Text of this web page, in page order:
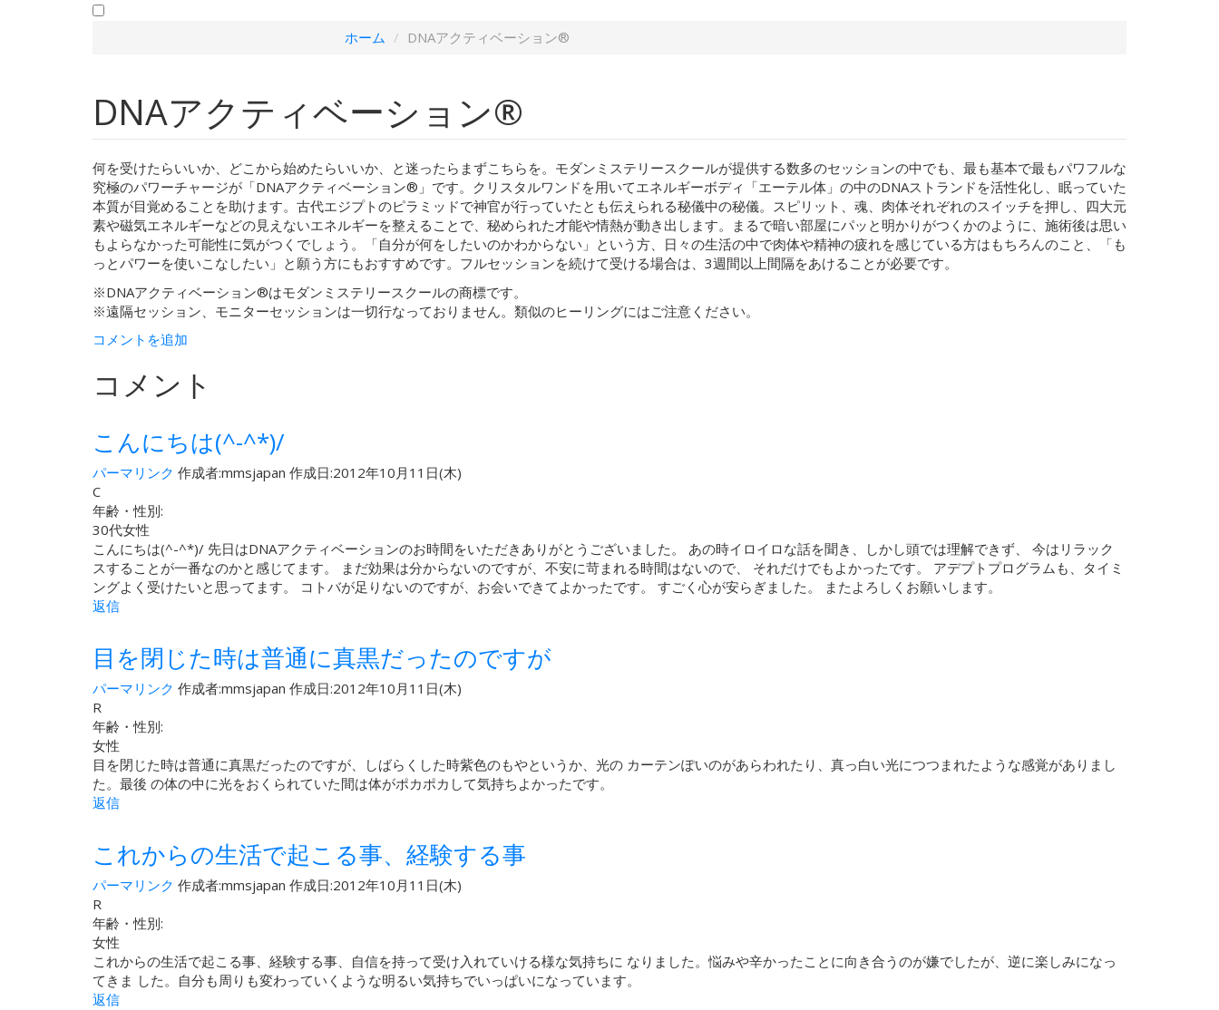
ホーム DNAアクティベーション®︎
DNAアクティベーション®︎
何を受けたらいいか、どこから始めたらいいか、と迷ったらまずこちらを。モダンミステリースクールが提供する数多のセッションの中でも、最も基本で最もパワフルな
究極のパワーチャージが「DNAアクティベーション®︎」です。クリスタルワンドを用いてエネルギーボディ「エーテル体」の中のDNAストランドを活性化し、眠っていた
本質が目覚めることを助けます。古代エジプトのピラミッドで神官が行っていたとも伝えられる秘儀中の秘儀。スピリット、魂、肉体それぞれのスイッチを押し、四大元
素や磁気エネルギーなどの見えないエネルギーを整えることで、秘められた才能や情熱が動き出します。まるで暗い部屋にパッと明かりがつくかのように、施術後は思い
もよらなかった可能性に気がつくでしょう。「自分が何をしたいのかわからない」という方、日々の生活の中で肉体や精神の疲れを感じている方はもちろんのこと、「も
っとパワーを使いこなしたい」と願う方にもおすすめです。フルセッションを続けて受ける場合は、3週間以上間隔をあけることが必要です。
※DNAアクティベーション®︎はモダンミステリースクールの商標です。
※遠隔セッション、モニターセッションは一切行なっておりません。類似のヒーリングにはご注意ください。
コメントを追加
コメント
こんにちは(^-^*)/
パーマリンク 作成者:mmsjapan 作成日:2012年10月11日(木)
C
年齢・性別:
30代女性
こんにちは(^-^*)/ 先日はDNAアクティベーションのお時間をいただきありがとうございました。 あの時イロイロな話を聞き、しかし頭では理解できず、 今はリラック
スすることが一番なのかと感じてます。 まだ効果は分からないのですが、不安に苛まれる時間はないので、 それだけでもよかったです。 アデプトプログラムも、タイミ
ングよく受けたいと思ってます。 コトバが足りないのですが、お会いできてよかったです。 すごく心が安らぎました。 またよろしくお願いします。
返信
目を閉じた時は普通に真黒だったのですが
パーマリンク 作成者:mmsjapan 作成日:2012年10月11日(木)
R
年齢・性別:
女性
目を閉じた時は普通に真黒だったのですが、しばらくした時紫色のもやというか、光の カーテンぽいのがあらわれたり、真っ白い光につつまれたような感覚がありまし
た。最後 の体の中に光をおくられていた間は体がポカポカして気持ちよかったです。
返信
これからの生活で起こる事、経験する事
パーマリンク 作成者:mmsjapan 作成日:2012年10月11日(木)
R
年齢・性別:
女性
これからの生活で起こる事、経験する事、自信を持って受け入れていける様な気持ちに なりました。悩みや辛かったことに向き合うのが嫌でしたが、逆に楽しみになっ
てきま した。自分も周りも変わっていくような明るい気持ちでいっぱいになっています。
返信